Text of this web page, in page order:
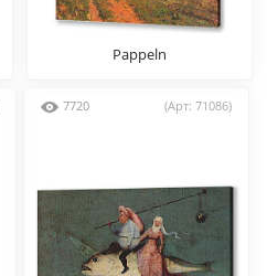
Pappeln
7720 (Арт: 71086)